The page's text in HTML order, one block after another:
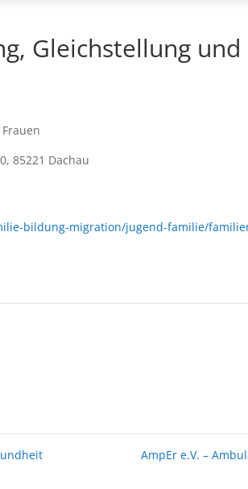
Gleichstellung
85221 Dachau
bildung-migration/jugend-familie/
AmpEr e.V. –